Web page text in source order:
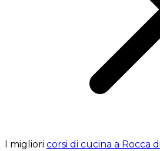
I migliori corsi di cucina a Rocca